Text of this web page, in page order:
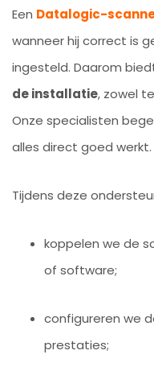
Een Datalogic-
wanneer hij correct is
ingesteld. Daarom
de installatie, zowel
Onze specialisten
alles direct goed werkt.
Tijdens deze
koppelen we de
of software;
configureren we
prestaties;